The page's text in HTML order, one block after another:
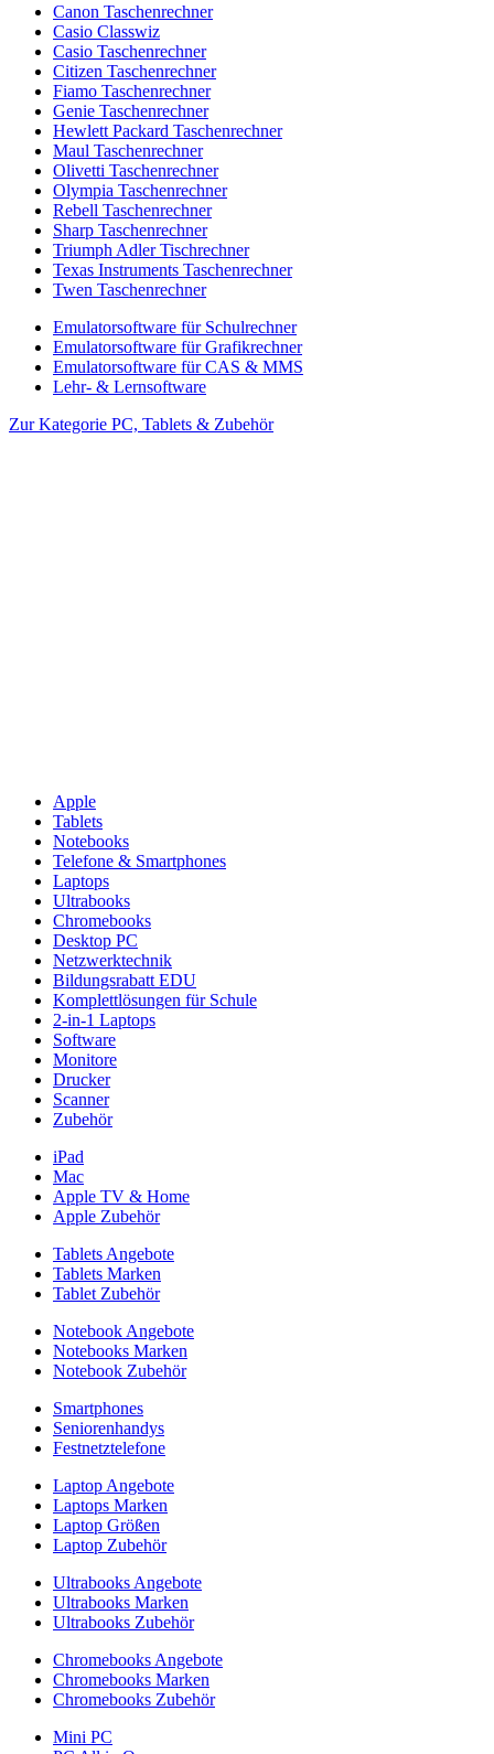
Canon Taschenrechner
Casio Classwiz
Casio Taschenrechner
Citizen Taschenrechner
Fiamo Taschenrechner
Genie Taschenrechner
Hewlett Packard Taschenrechner
Maul Taschenrechner
Olivetti Taschenrechner
Olympia Taschenrechner
Rebell Taschenrechner
Sharp Taschenrechner
Triumph Adler Tischrechner
Texas Instruments Taschenrechner
Twen Taschenrechner
Emulatorsoftware für Schulrechner
Emulatorsoftware für Grafikrechner
Emulatorsoftware für CAS & MMS
Lehr- & Lernsoftware
Zur Kategorie PC, Tablets & Zubehör
Apple
Tablets
Notebooks
Telefone & Smartphones
Laptops
Ultrabooks
Chromebooks
Desktop PC
Netzwerktechnik
Bildungsrabatt EDU
Komplettlösungen für Schule
2-in-1 Laptops
Software
Monitore
Drucker
Scanner
Zubehör
iPad
Mac
Apple TV & Home
Apple Zubehör
Tablets Angebote
Tablets Marken
Tablet Zubehör
Notebook Angebote
Notebooks Marken
Notebook Zubehör
Smartphones
Seniorenhandys
Festnetztelefone
Laptop Angebote
Laptops Marken
Laptop Größen
Laptop Zubehör
Ultrabooks Angebote
Ultrabooks Marken
Ultrabooks Zubehör
Chromebooks Angebote
Chromebooks Marken
Chromebooks Zubehör
Mini PC